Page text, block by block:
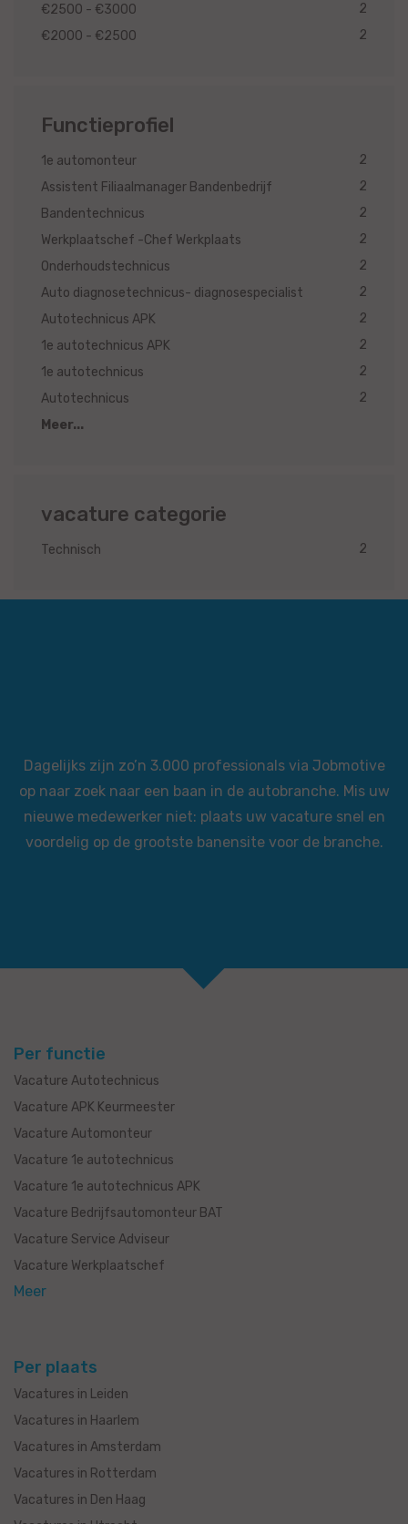
€2500 - €3000
2
€2000 - €2500
2
Functieprofiel
1e automonteur
2
Assistent Filiaalmanager Bandenbedrijf
2
Bandentechnicus
2
Werkplaatschef -Chef Werkplaats
2
Onderhoudstechnicus
2
Auto diagnosetechnicus- diagnosespecialist
2
Autotechnicus APK
2
1e autotechnicus APK
2
1e autotechnicus
2
Autotechnicus
2
Meer...
vacature categorie
Technisch 2
Dagelijks zijn zo’n 3.000 professionals via Jobmotive
op naar zoek naar een baan in de autobranche. Mis uw
nieuwe medewerker niet: plaats uw vacature snel en
voordelig op de grootste banensite voor de branche.
Per functie
Vacature Autotechnicus
Vacature APK Keurmeester
Vacature Automonteur
Vacature 1e autotechnicus
Vacature 1e autotechnicus APK
Vacature Bedrijfsautomonteur BAT
Vacature Service Adviseur
Vacature Werkplaatschef
Meer
Per plaats
Vacatures in Leiden
Vacatures in Haarlem
Vacatures in Amsterdam
Vacatures in Rotterdam
Vacatures in Den Haag